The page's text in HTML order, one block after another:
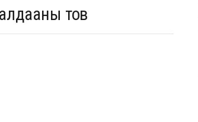
тов